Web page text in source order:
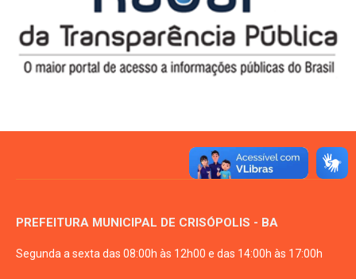
PREFEITURA MUNICIPAL DE CRISÓPOLIS - BA
Segunda a sexta das 08:00h às 12h00 e das 14:00h às 17:00h